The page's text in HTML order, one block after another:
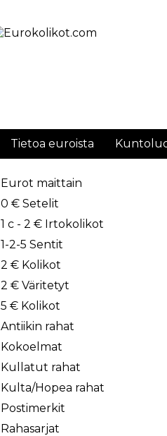
Tietoa euroista
Eurot maittain
0 € Setelit
1 c - 2 € Irtokolikot
1-2-5 Sentit
2 € Kolikot
2 € Väritetyt
5 € Kolikot
Antiikin rahat
Kokoelmat
Kullatut rahat
Kulta/Hopea rahat
Postimerkit
Rahasarjat